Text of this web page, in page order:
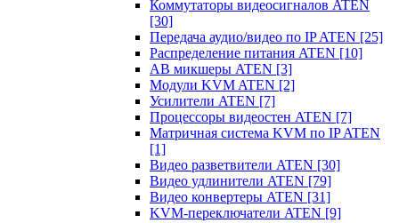
Коммутаторы видеосигналов ATEN
[30]
Передача аудио/видео по IP ATEN [25]
Распределение питания ATEN [10]
АВ микшеры ATEN [3]
Модули KVM ATEN [2]
Усилители ATEN [7]
Процессоры видеостен ATEN [7]
Матричная система KVM по IP ATEN
[1]
Видео разветвители ATEN [30]
Видео удлинители ATEN [79]
Видео конвертеры ATEN [31]
KVM-переключатели ATEN [9]